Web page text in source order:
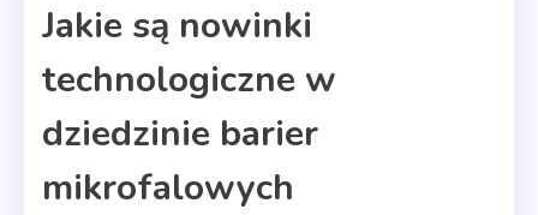
Jakie są nowinki
technologiczne w
dziedzinie barier
mikrofalowych